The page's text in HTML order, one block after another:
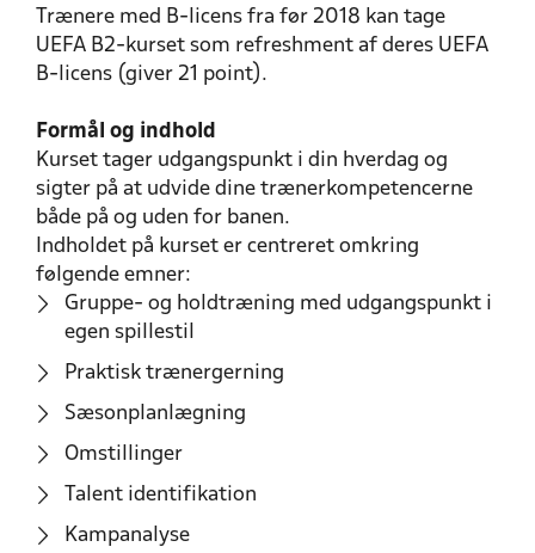
Trænere med B-licens fra før 2018 kan tage
UEFA B2-kurset som refreshment af deres UEFA
B-licens (giver 21 point).
Formål og indhold
Kurset tager udgangspunkt i din hverdag og
sigter på at udvide dine trænerkompetencerne
både på og uden for banen.
Indholdet på kurset er centreret omkring
følgende emner:
Gruppe- og holdtræning med udgangspunkt i
egen spillestil
Praktisk trænergerning
Sæsonplanlægning
Omstillinger
Talent identifikation
Kampanalyse